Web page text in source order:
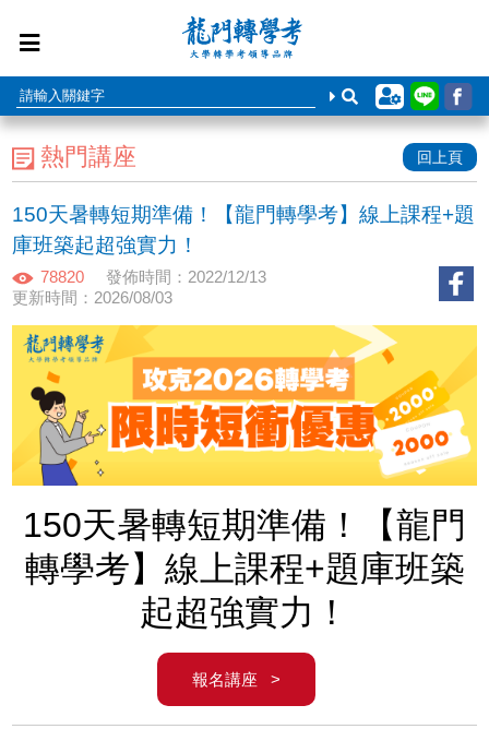
熱門講座 回上頁
150天暑轉短期準備！【龍門轉學考】線上課程+題
庫班築起超強實力！
78820
發佈時間：2022/12/13
更新時間：2026/08/03
150天暑轉短期準備！【龍門
轉學考】線上課程+題庫班築
起超強實力！
報名講座 >